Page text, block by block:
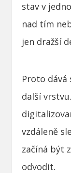
stav v
nad tím
jen dražší
Proto dává
další
vzdáleně
začíná být
odvodit.